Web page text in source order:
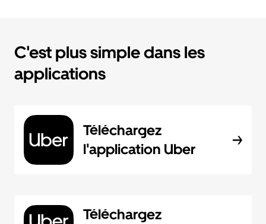
C'est plus simple dans les
applications
Téléchargez
l'application Uber
Téléchargez